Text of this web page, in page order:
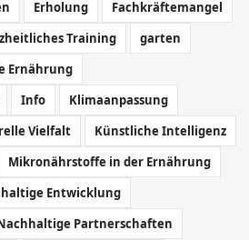
Erholung
Fachkräftemangel
Training
garten
Ernährung
Info
Klimaanpassung
Vielfalt
Künstliche Intelligenz
Mikronährstoffe in der Ernährung
Entwicklung
Partnerschaften